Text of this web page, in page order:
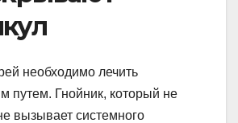
необходимо лечить
путем. Гнойник, который не
вызывает системного